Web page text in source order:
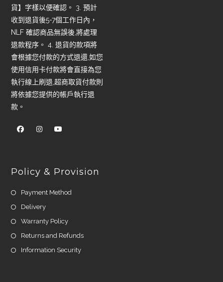
貨】字樣以便確認。 3. 預計
收到退貨後5-7個工作日內，
NLF 確認商品無誤後,將處理
退款程序。 4. 退貨的款項將
會根據您付款的方式退還,如您
使用信用卡付款將會直接為您
執行線上刷退,超商取貨付款則
將依據您提供的帳戶執行退
款。
Policy & Provision
Payment Method
Delivery
Warranty Policy
Returns and Refunds
Information Security